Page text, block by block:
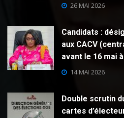
26 MAI 2026
Candidats :
aux CACV
avant le 16 mai
14 MAI 2026
Double scrutin
cartes